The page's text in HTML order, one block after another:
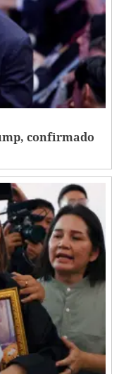
confirmado